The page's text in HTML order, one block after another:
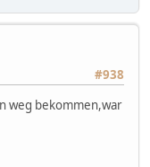
#938
weg bekommen,war